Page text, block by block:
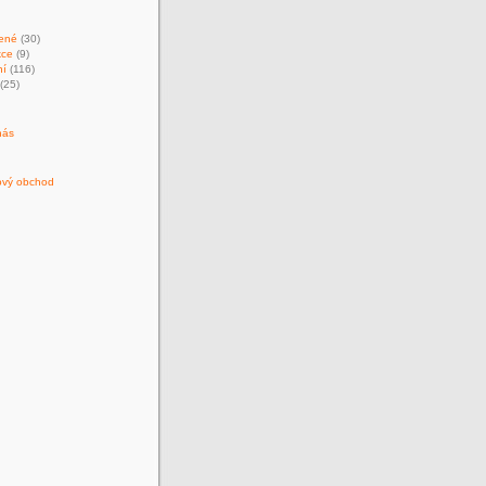
(30)
(9)
(116)
obchod